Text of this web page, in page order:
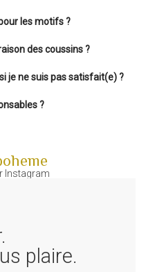
les motifs ?
des coussins ?
je ne suis pas satisfait(e) ?
?
Instagram
plaire.